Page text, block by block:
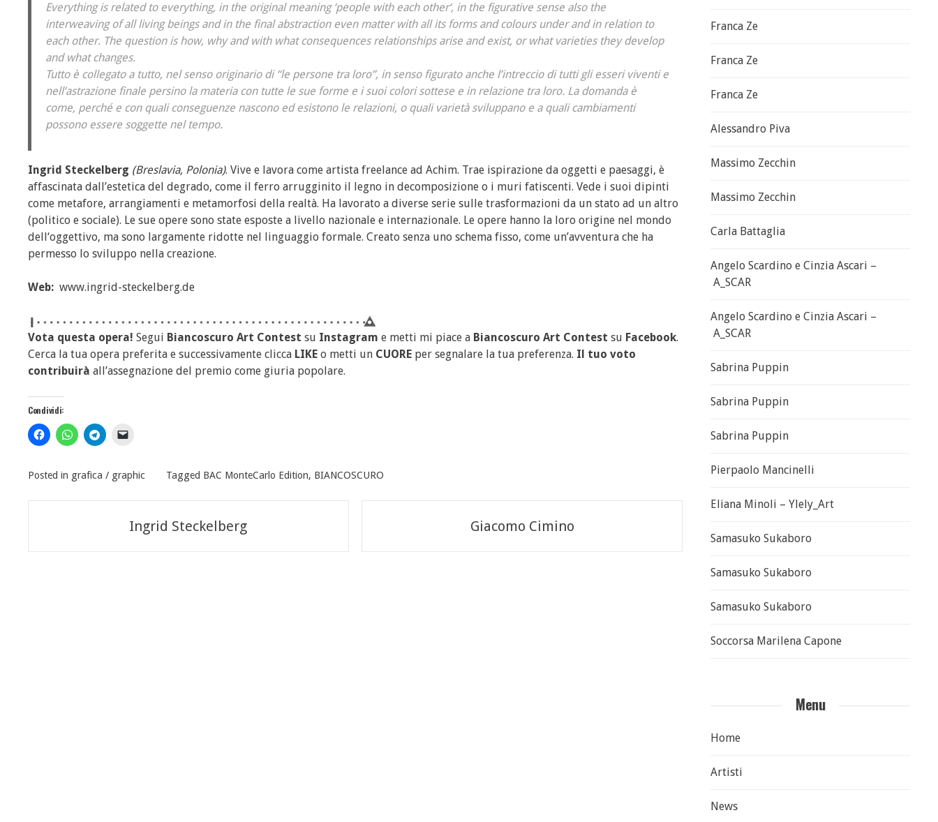
Everything is related to everything, in the original meaning ‘people with each other‘, in the figurative sense also the
interweaving of all living beings and in the final abstraction even matter with all its forms and colours under and in relation to
each other. The question is how, why and with what consequences relationships arise and exist, or what varieties they develop
and what changes.
Tutto è collegato a tutto, nel senso originario di “le persone tra loro”, in senso figurato anche l’intreccio di tutti gli esseri viventi e
nell’astrazione finale persino la materia con tutte le sue forme e i suoi colori sottese e in relazione tra loro. La domanda è
come, perché e con quali conseguenze nascono ed esistono le relazioni, o quali varietà sviluppano e a quali cambiamenti
possono essere soggette nel tempo.
Ingrid Steckelberg (Breslavia, Polonia). Vive e lavora come artista freelance ad Achim. Trae ispirazione da oggetti e paesaggi, è
affascinata dall’estetica del degrado, come il ferro arrugginito il legno in decomposizione o i muri fatiscenti. Vede i suoi dipinti
come metafore, arrangiamenti e metamorfosi della realtà. Ha lavorato a diverse serie sulle trasformazioni da un stato ad un altro
(politico e sociale). Le sue opere sono state esposte a livello nazionale e internazionale. Le opere hanno la loro origine nel mondo
dell‘oggettivo, ma sono largamente ridotte nel linguaggio formale. Creato senza uno schema fisso, come un’avventura che ha
permesso lo sviluppo nella creazione.
Web: www.ingrid-steckelberg.de
Vota questa opera! Segui Biancoscuro Art Contest su Instagram e metti mi piace a Biancoscuro Art Contest su Facebook.
Cerca la tua opera preferita e successivamente clicca LIKE o metti un CUORE per segnalare la tua preferenza. Il tuo voto
contribuirà all’assegnazione del premio come giuria popolare.
Condividi:
Posted in grafica / graphic Tagged BAC MonteCarlo Edition, BIANCOSCURO
articoli
Ingrid Steckelberg Giacomo Cimino
Franca Ze
Franca Ze
Franca Ze
Alessandro Piva
Massimo Zecchin
Massimo Zecchin
Carla Battaglia
Angelo Scardino e Cinzia Ascari –
A_SCAR
Angelo Scardino e Cinzia Ascari –
A_SCAR
Sabrina Puppin
Sabrina Puppin
Sabrina Puppin
Pierpaolo Mancinelli
Eliana Minoli – Ylely_Art
Samasuko Sukaboro
Samasuko Sukaboro
Samasuko Sukaboro
Soccorsa Marilena Capone
Menu
Home
Artisti
News